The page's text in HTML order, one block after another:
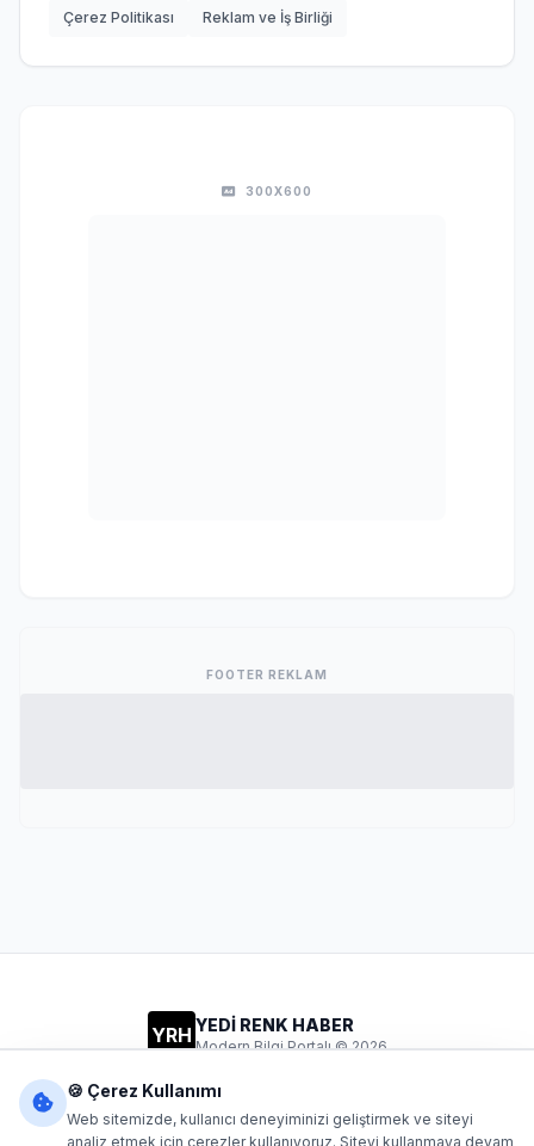
Çerez Politikası Reklam ve İş Birliği
300X600
FOOTER REKLAM
YRH YEDİ RENK HABER
Modern Bilgi Portalı © 2026
🍪 Çerez Kullanımı
Web sitemizde, kullanıcı deneyiminizi geliştirmek ve siteyi
analiz etmek için çerezler kullanıyoruz. Siteyi kullanmaya devam